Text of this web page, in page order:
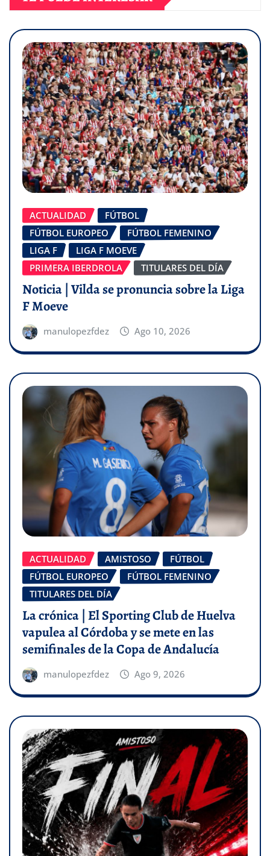
ACTUALIDAD
FÚTBOL
FÚTBOL EUROPEO
FÚTBOL FEMENINO
LIGA F
LIGA F MOEVE
PRIMERA IBERDROLA
TITULARES DEL DÍA
Noticia | Vilda se pronuncia sobre la Liga
F Moeve
manulopezfdez Ago 10, 2026
ACTUALIDAD AMISTOSO
FÚTBOL
FÚTBOL EUROPEO
FÚTBOL FEMENINO
TITULARES DEL DÍA
La crónica | El Sporting Club de Huelva
vapulea al Córdoba y se mete en las
semifinales de la Copa de Andalucía
manulopezfdez Ago 9, 2026